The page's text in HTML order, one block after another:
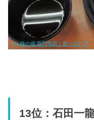
via.味の蔵 新門司店｜食べログ
13位：石田一